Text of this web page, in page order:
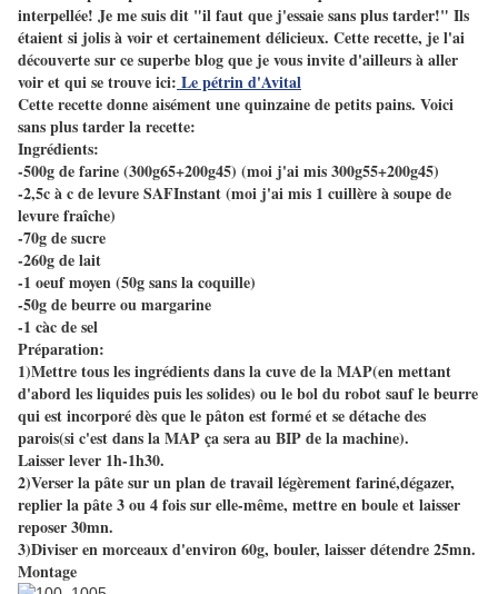
interpellée! Je me suis dit "il faut que j'essaie sans plus tarder!" Ils
étaient si jolis à voir et certainement délicieux. Cette recette, je l'ai
découverte sur ce superbe blog que je vous invite d'ailleurs à aller
voir et qui se trouve ici: Le pétrin d'Avital
Cette recette donne aisément une quinzaine de petits pains. Voici
sans plus tarder la recette:
Ingrédients:
-500g de farine (300g65+200g45) (moi j'ai mis 300g55+200g45)
-2,5c à c de levure SAFInstant (moi j'ai mis 1 cuillère à soupe de
levure fraîche)
-70g de sucre
-260g de lait
-1 oeuf moyen (50g sans la coquille)
-50g de beurre ou margarine
-1 càc de sel
Préparation:
1)Mettre tous les ingrédients dans la cuve de la MAP(en mettant
d'abord les liquides puis les solides) ou le bol du robot sauf le beurre
qui est incorporé dès que le pâton est formé et se détache des
parois(si c'est dans la MAP ça sera au BIP de la machine).
Laisser lever 1h-1h30.
2)Verser la pâte sur un plan de travail légèrement fariné,dégazer,
replier la pâte 3 ou 4 fois sur elle-même, mettre en boule et laisser
reposer 30mn.
3)Diviser en morceaux d'environ 60g, bouler, laisser détendre 25mn.
Montage